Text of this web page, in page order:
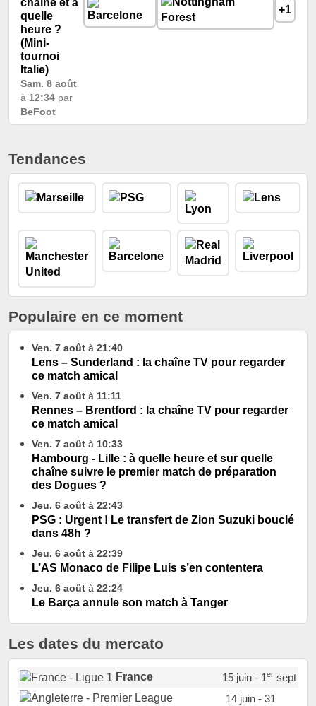
quelle
heure ?
(Mini-
tournoi
Italie)
Sam. 8 août
à 12:34 par
BeFoot
+1
Tendances
Populaire en ce moment
Ven. 7 août à 21:40
Lens – Sunderland : la chaîne TV pour regarder
ce match amical
Ven. 7 août à 11:11
Rennes – Brentford : la chaîne TV pour regarder
ce match amical
Ven. 7 août à 10:33
Hambourg - Lille : à quelle heure et sur quelle
chaîne suivre le premier match de préparation
des Dogues ?
Jeu. 6 août à 22:43
PSG : Urgent ! Le transfert de Zion Suzuki bouclé
dans 48h ?
Jeu. 6 août à 22:39
L’AS Monaco de Filipe Luis s’en contentera
Jeu. 6 août à 22:24
Le Barça annule son match à Tanger
Les dates du mercato
France 15 juin - 1ersept
14 juin - 31